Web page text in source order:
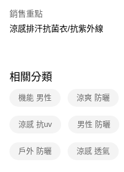
台灣樂天信用卡公司
大哥付你分期
2.付款方式選擇「大哥付你分期」
流程，驗證手機門號後，選擇欲分
成交易。
消。如遇「轉專審核」未通過狀
【繳款方式說明】
貨到付款
全家取貨付款
每筆NT$80，滿NT$790(含以
銷售重點
涼感排汗抗菌衣/抗紫外線
相關分類
機能 男性 涼爽 防曬
涼感 抗uv 男性 防曬
戶外 防曬 涼感 透氣